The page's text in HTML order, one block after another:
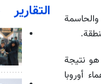
هو نتيجة
أوروبا
التقارير